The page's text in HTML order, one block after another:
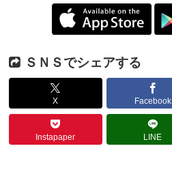
ＳＮＳでシェアする
X Facebook
Instapaper LINE